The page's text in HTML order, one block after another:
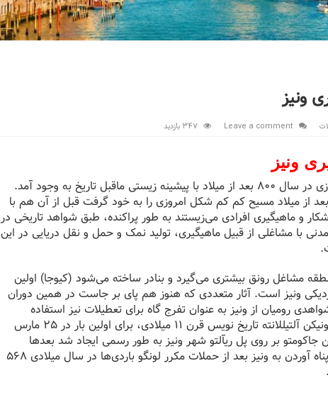
ونیز
Leave a comment 347 بازدید
ونیز
ماقبل تاریخ به وجود آمد.
تالاب ونیز در سال ۸۰۰ بعد از میلاد مسیح کم کم شکل امروزی را به خود گرفت قبل از آن هم با
و ماهیگیری افرادی می‌زیستند به طور پراکنده، طبق شواهد تاریخی در
با مشاغلی از قبیل ماهیگیری، تولید نمک و حمل و نقل دریایی در این
مشاغل رونق بیشتری می‌گیرد و بنادر ساخته می‌شود (کیوجا) اولین
ونیز است. آثار متعددی که هنوز هم پای بر جاست در همین دوران
رومیان از ونیز به عنوان تفرج گاه برای تعطیلات نیز استفاده
می‌نمودند. بنا بر نظر کرونیکن آلتیللانته تاریخ نویس قرن ۱۱ میلادی، برای اولین بار در ۲۵ مارس
سن جاکومتو بر روی پل ریآلتو شهر ونیز به طور رسمی ایجاد شد بعدها
ساکنان نواحی اطراف با پناه آوردن به ونیز بعد از حملات مکرر لونگو باردی‌ها در سال میلادی ۵۶۸